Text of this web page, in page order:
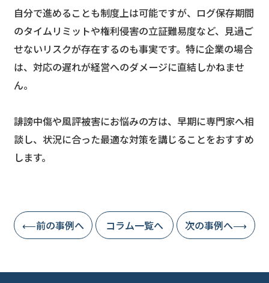
自分で進めることも制度上は可能ですが、ログ保存期間
のタイムリミットや権利侵害の立証難易度など、見過ご
せないリスクが存在するのも事実です。特に企業の場合
は、対応の遅れが経営へのダメージに直結しかねませ
ん。
誹謗中傷や風評被害にお悩みの方は、早期に専門家へ相
談し、状況に合った最適な対策を講じることをおすすめ
します。
⟵前の事例へ コラム一覧へ 次の事例へ⟶